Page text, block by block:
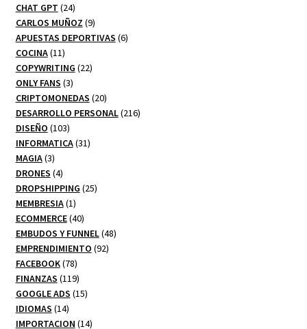
CHAT GPT 2424
productos
CARLOS MUÑOZ 99
productos
APUESTAS DEPORTIVAS 66
COCINA 1111
productos
COPYWRITING 2222
ONLY FANS 33
productos
CRIPTOMONEDAS 2020
productos
DESARROLLO PERSONAL 216216
DISEÑO 103103
productos
INFORMATICA 3131
MAGIA 33
productos
DRONES 44
productos
DROPSHIPPING 2525
MEMBRESIA 11
producto
ECOMMERCE 4040
productos
EMBUDOS Y FUNNEL 4848
EMPRENDIMIENTO 9292
FACEBOOK 7878
productos
FINANZAS 119119
productos
GOOGLE ADS 1515
IDIOMAS 1414
productos
IMPORTACION 1414